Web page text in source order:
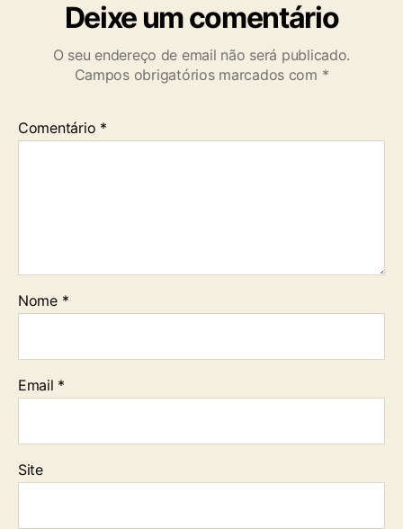
Deixe um comentário
O seu endereço de email não será publicado.
Campos obrigatórios marcados com *
Comentário *
Nome *
Email *
Site